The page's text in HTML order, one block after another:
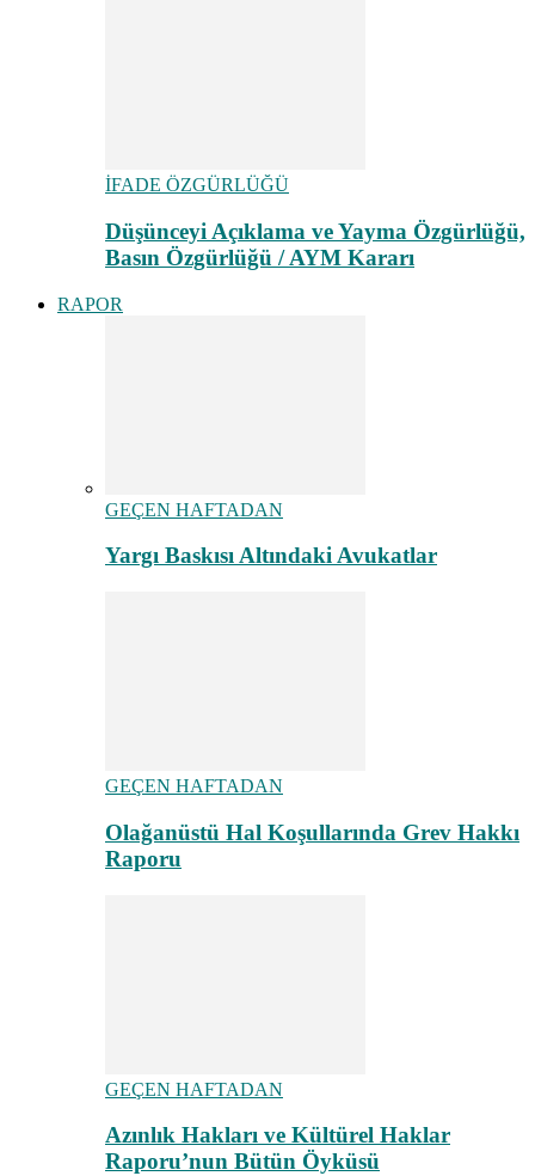
İFADE ÖZGÜRLÜĞÜ
Düşünceyi Açıklama ve Yayma Özgürlüğü,
Basın Özgürlüğü / AYM Kararı
RAPOR
GEÇEN HAFTADAN
Yargı Baskısı Altındaki Avukatlar
GEÇEN HAFTADAN
Olağanüstü Hal Koşullarında Grev Hakkı
Raporu
GEÇEN HAFTADAN
Azınlık Hakları ve Kültürel Haklar
Raporu’nun Bütün Öyküsü